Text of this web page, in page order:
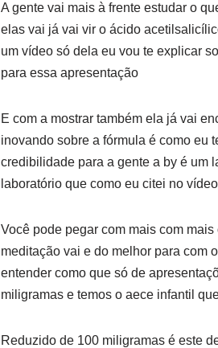
A gente vai mais à frente estudar o
elas vai já vai vir o ácido
um vídeo só dela eu vou te explicar
para essa apresentação
E com a mostrar também ela já vai
inovando sobre a fórmula é como eu
credibilidade para a gente a by é um
laboratório que como eu citei no
Você pode pegar com mais com
meditação vai e do melhor para com
entender como que só de
miligramas e temos o aece infantil
Reduzido de 100 miligramas é este